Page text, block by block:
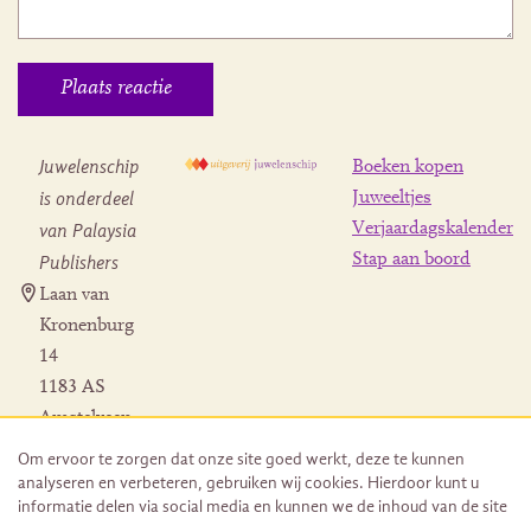
Juwelenschip
is onderdeel
van Palaysia
Publishers
Laan van
Kronenburg
14
1183 AS
Amstelveen
Herroeping
bestelling
Boeken kopen
Juweeltjes
Verjaardagskalender
Stap aan boord
Om ervoor te zorgen dat onze site goed werkt, deze te kunnen
analyseren en verbeteren, gebruiken wij cookies. Hierdoor kunt u
informatie delen via social media en kunnen we de inhoud van de site